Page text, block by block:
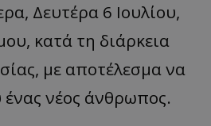
Δευτέρα 6 Ιουλίου,
κατά τη διάρκεια
με αποτέλεσμα να
νέος άνθρωπος.